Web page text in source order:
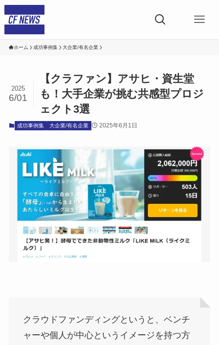
ホーム 成功事例集 大企業/有名企業
【クラファン】アサヒ・資生堂
も！大手企業が挑む共感型プロジ
ェクト3選
2025
6/01
成功事例集 大企業/有名企業 2025年6月1日
クラウドファンディングというと、ベンチ
ャーや個人が中心というイメージを持つ方